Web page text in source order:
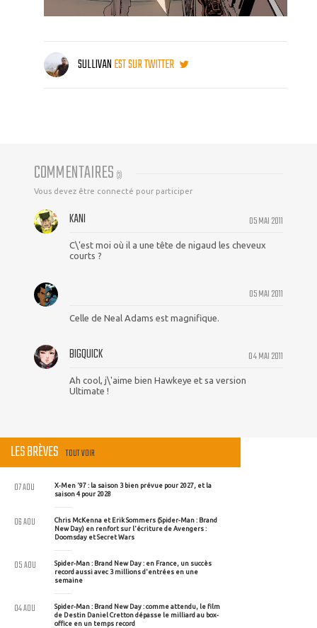
SULLIVANEST SUR TWITTER
COMMENTAIRES (3)
Vous devez être connecté pour participer
05 MAI 2011
KANI
C\'est moi où il a une tête de nigaud les cheveux
courts ?
05 MAI 2011
Celle de Neal Adams est magnifique.
04 MAI 2011
BIGQUICK
Ah cool, j\'aime bien Hawkeye et sa version
Ultimate !
LES BRÈVES TOUT VOIR
X-Men '97 : la saison 3 bien prévue pour 2027, et la
saison 4 pour 2028
07 AOU
Chris McKenna et Erik Sommers (Spider-Man : Brand
New Day) en renfort sur l'écriture de Avengers :
Doomsday et Secret Wars
06 AOU
Spider-Man : Brand New Day : en France, un succès
record aussi avec 3 millions d'entrées en une
semaine
05 AOU
Spider-Man : Brand New Day : comme attendu, le film
de Destin Daniel Cretton dépasse le milliard au box-
office en un temps record
04 AOU